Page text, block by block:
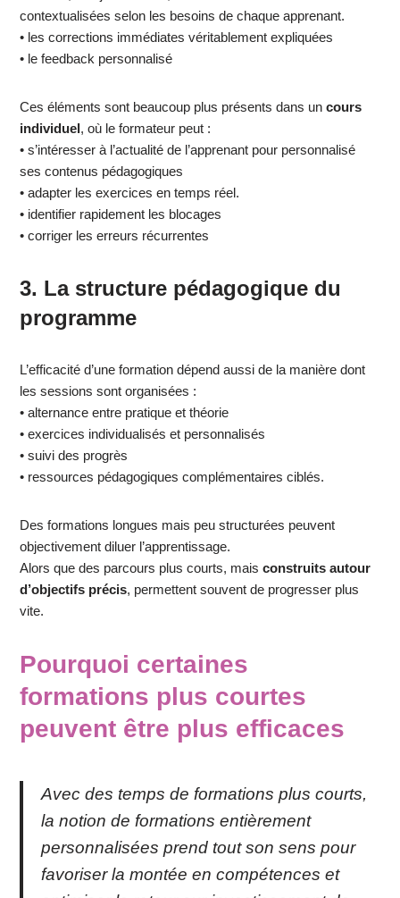
contextualisées selon les besoins de chaque apprenant.
• les corrections immédiates véritablement expliquées
• le feedback personnalisé
Ces éléments sont beaucoup plus présents dans uncours
individuel, où le formateur peut :
• s’intéresser à l’actualité de l’apprenant pour personnalisé
ses contenus pédagogiques
• adapter les exercices en temps réel.
• identifier rapidement les blocages
• corriger les erreurs récurrentes
3. La structure pédagogique du
programme
L’efficacité d’une formation dépend aussi de la manière dont
les sessions sont organisées :
• alternance entre pratique et théorie
• exercices individualisés et personnalisés
• suivi des progrès
• ressources pédagogiques complémentaires ciblés.
Des formations longues mais peu structurées peuvent
objectivement diluer l’apprentissage.
Alors que des parcours plus courts, maisconstruits autour
d’objectifs précis, permettent souvent de progresser plus
vite.
Pourquoi certaines
formations plus courtes
peuvent être plus efficaces
Avec des temps de formations plus courts,
la notion de formations entièrement
personnalisées prend tout son sens pour
favoriser la montée en compétences et